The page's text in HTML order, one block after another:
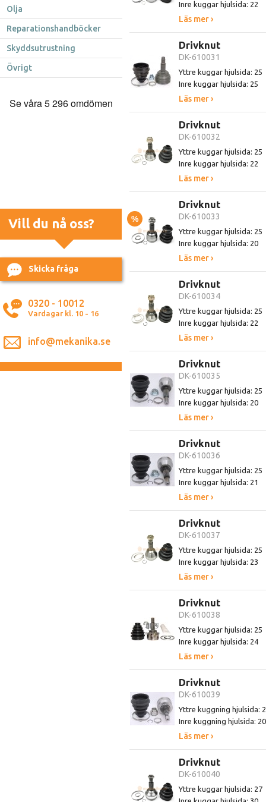
Olja
Reparationshandböcker
Skyddsutrustning
Övrigt
Vill du nå oss?
Skicka fråga
0320 - 10012
Vardagar kl. 10 - 16
info@mekanika.se
Inre kuggar hjulsida: 22
Läs mer ›
Drivknut
DK-610031
Yttre kuggar hjulsida: 25
Inre kuggar hjulsida: 25
Läs mer ›
Drivknut
DK-610032
Yttre kuggar hjulsida: 25
Inre kuggar hjulsida: 22
Läs mer ›
%
Drivknut
DK-610033
Yttre kuggar hjulsida: 25
Inre kuggar hjulsida: 20
Läs mer ›
Drivknut
DK-610034
Yttre kuggar hjulsida: 25
Inre kuggar hjulsida: 22
Läs mer ›
Drivknut
DK-610035
Yttre kuggar hjulsida: 25
Inre kuggar hjulsida: 20
Läs mer ›
Drivknut
DK-610036
Yttre kuggar hjulsida: 25
Inre kuggar hjulsida: 21
Läs mer ›
Drivknut
DK-610037
Yttre kuggar hjulsida: 25
Inre kuggar hjulsida: 23
Läs mer ›
Drivknut
DK-610038
Yttre kuggar hjulsida: 25
Inre kuggar hjulsida: 24
Läs mer ›
Drivknut
DK-610039
Yttre kuggning hjulsida:
Inre kuggning hjulsida: 20
Läs mer ›
Drivknut
DK-610040
Yttre kuggar hjulsida: 27